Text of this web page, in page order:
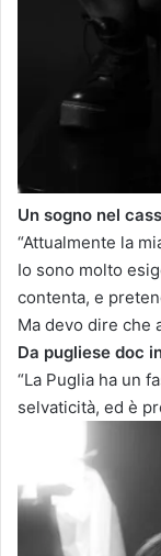
Un sogno nel
“Attualmente la
Io sono molto
contenta, e
Ma devo dire che
Da pugliese doc
“La Puglia ha un
selvaticità, ed è